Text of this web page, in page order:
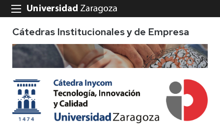
Cátedras Institucionales y de Empresa